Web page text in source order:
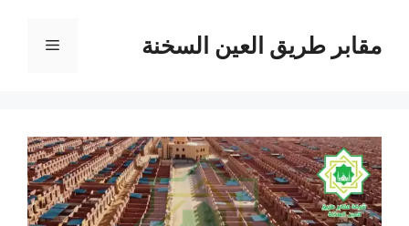
المحتوىمقابر طريق العين السخنة القائمة